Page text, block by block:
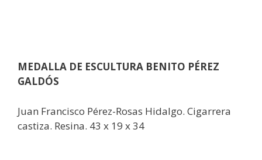
MEDALLA DE ESCULTURA BENITO PÉREZ
GALDÓS
Juan Francisco Pérez-Rosas Hidalgo. Cigarrera
castiza. Resina. 43 x 19 x 34